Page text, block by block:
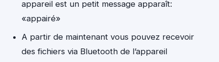
appareil est un petit message apparaît:
«appairé»
A partir de maintenant vous pouvez recevoir
des fichiers via Bluetooth de l’appareil